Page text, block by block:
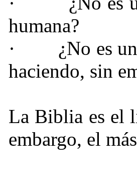
humana?
·
¿No es
haciendo, sin
La Biblia es el
embargo, el